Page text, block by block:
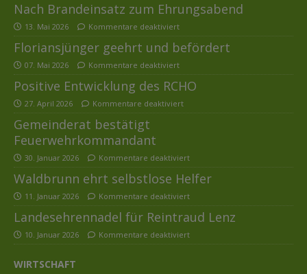
Nach Brandeinsatz zum Ehrungsabend
13. Mai 2026 Kommentare deaktiviert
Floriansjünger geehrt und befördert
07. Mai 2026 Kommentare deaktiviert
Positive Entwicklung des RCHO
27. April 2026 Kommentare deaktiviert
Gemeinderat bestätigt
Feuerwehrkommandant
30. Januar 2026 Kommentare deaktiviert
Waldbrunn ehrt selbstlose Helfer
11. Januar 2026 Kommentare deaktiviert
Landesehrennadel für Reintraud Lenz
10. Januar 2026 Kommentare deaktiviert
WIRTSCHAFT